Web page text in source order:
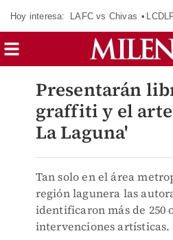
Hoy interesa: LAFC vs Chivas
Presentarán
graffiti y el
La Laguna'
Tan solo en el área
región lagunera las
identificaron más de 250
intervenciones artísticas.